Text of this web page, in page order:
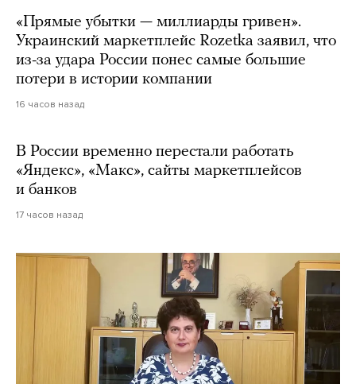
«Прямые убытки — миллиарды гривен».
Украинский маркетплейс Rozetka заявил, что
из-за удара России понес самые большие
потери в истории компании
16 часов назад
В России временно перестали работать
«Яндекс», «Макс», сайты маркетплейсов
и банков
17 часов назад